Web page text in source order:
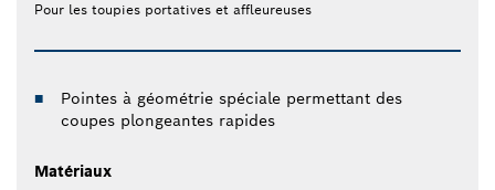
Pour les toupies portatives et affleureuses
Pointes à géométrie spéciale permettant des
coupes plongeantes rapides
Matériaux